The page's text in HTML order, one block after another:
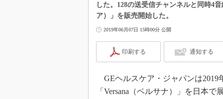
した。128の送受信チャンネルと同時4
ア）」を販売開始した。
2019年06月07日 15時00分 公開
印刷する 通知する
GEヘルスケア・ジャパンは2019
「Versana（ベルサナ）」を日本